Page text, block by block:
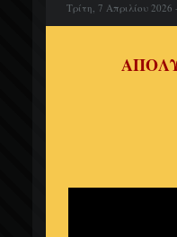
Τρίτη, 7 Απριλίου 2026